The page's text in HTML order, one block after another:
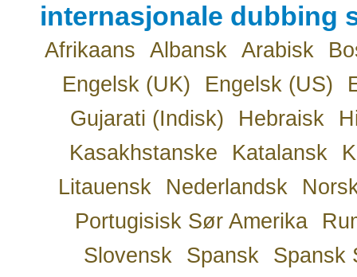
internasjonale dubbing
Afrikaans Albansk Arabisk
Engelsk (UK)
Engelsk (US)
Gujarati (Indisk)
Hebraisk
Kasakhstanske
Katalansk
Litauensk
Nederlandsk
Portugisisk Sør Amerika
Slovensk
Spansk
Spansk